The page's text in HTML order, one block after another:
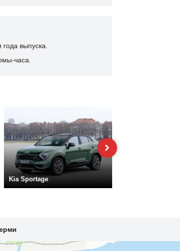
выпуска.
часа.
Kia Sportage